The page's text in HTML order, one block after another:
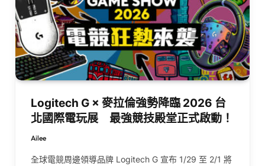
Logitech G × 麥拉倫強勢降臨 2026 台
北國際電玩展 最強競技殿堂正式啟動！
Ailee
全球電競周邊領導品牌 Logitech G 宣布 1/29 至 2/1 將